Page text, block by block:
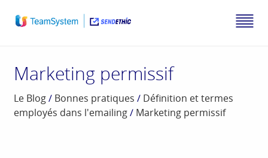
Marketing permissif
Le Blog/ Bonnes pratiques / Définition et termes
employés dans l'emailing/ Marketing permissif